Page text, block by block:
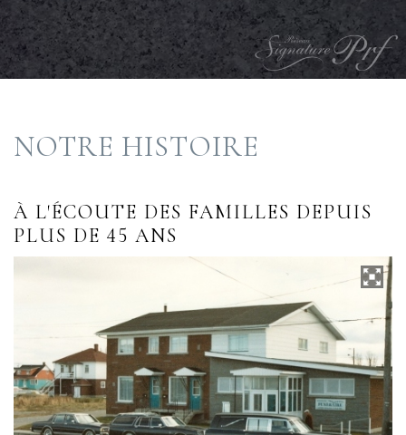
NOTRE HISTOIRE
À L'ÉCOUTE DES FAMILLES DEPUIS
PLUS DE 45 ANS